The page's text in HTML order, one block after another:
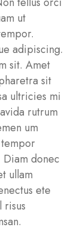
ut
adipiscing.
sit. Amet
sit
ultricies mi
rutrum
um
donec
ullam
ete
risus